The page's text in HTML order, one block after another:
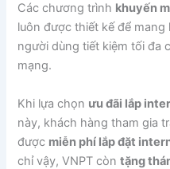
Các chương trình khuyến
luôn được thiết kế để mang
người dùng tiết kiệm tối đa
mạng.
Khi lựa chọn ưu đãi lắp
này, khách hàng tham gia
được miễn phí lắp đặt
chỉ vậy, VNPT còntặng